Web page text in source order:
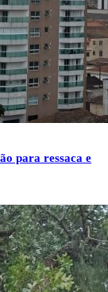
para ressaca e